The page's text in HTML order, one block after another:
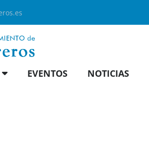
EVENTOS NOTICIAS